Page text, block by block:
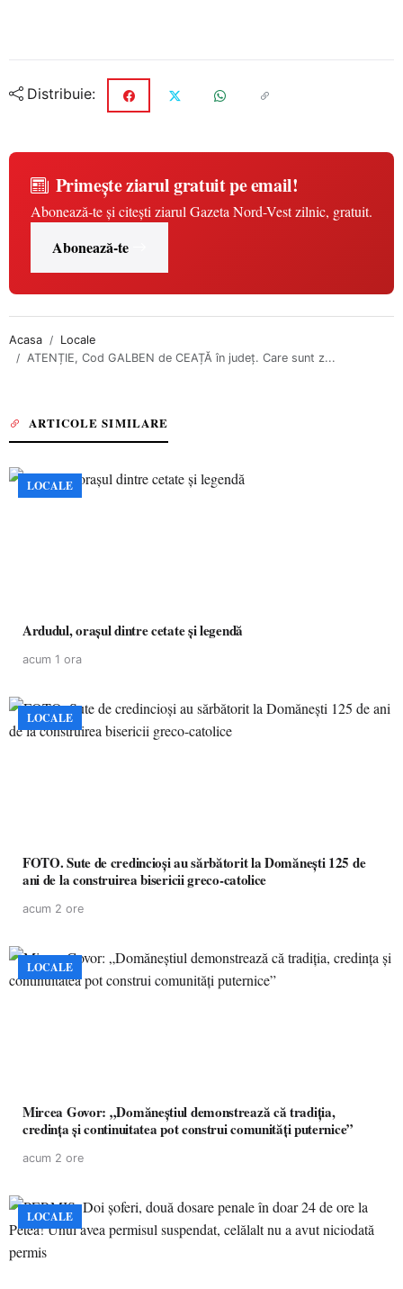
Distribuie:
Primește ziarul gratuit pe email!
Abonează-te și citești ziarul Gazeta Nord-Vest zilnic, gratuit.
Abonează-te
Acasa
Locale
ATENȚIE, Cod GALBEN de CEAȚĂ în județ. Care sunt z...
ARTICOLE SIMILARE
LOCALE
Ardudul, orașul dintre cetate și legendă
acum 1 ora
LOCALE
FOTO. Sute de credincioși au sărbătorit la Domănești 125 de
ani de la construirea bisericii greco-catolice
acum 2 ore
LOCALE
Mircea Govor: „Domăneștiul demonstrează că tradiția,
credința și continuitatea pot construi comunități puternice”
acum 2 ore
LOCALE